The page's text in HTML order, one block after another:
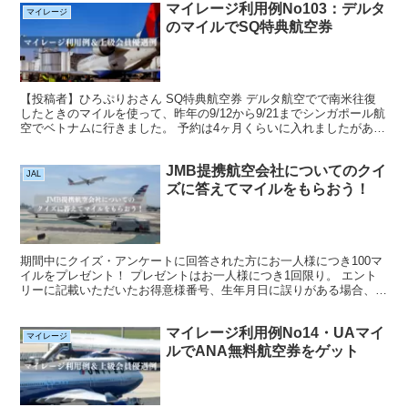
マイレージ
マイレージ利用例No103：デルタ
のマイルでSQ特典航空券
【投稿者】ひろぷりおさん SQ特典航空券 デルタ航空でで南米往復
したときのマイルを使って、昨年の9/12から9/21までシンガポール航
空でベトナムに行きました。 予約は4ヶ月くらいに入れましたがあっ
JAL
JMB提携航空会社についてのクイ
ズに答えてマイルをもらおう！
期間中にクイズ・アンケートに回答された方にお一人様につき100マ
イルをプレゼント！ プレゼントはお一人様につき1回限り。 エント
リーに記載いただいたお得意様番号、生年月日に誤りがある場合、マ
マイレージ
マイレージ利用例No14・UAマイ
ルでANA無料航空券をゲット